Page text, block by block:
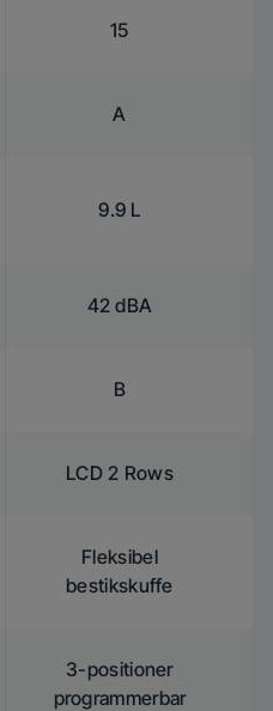
15
A
9.9 L
42 dBA
B
LCD 2 Rows
Fleksibel
bestikskuffe
3-positioner
programmerbar